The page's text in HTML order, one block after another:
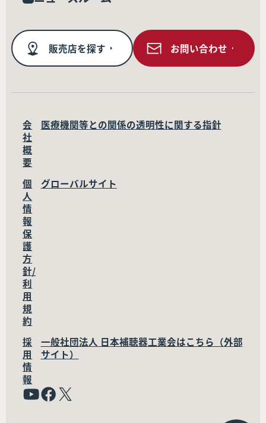
販売店を探す お問い合わせ
会
社
概
要
医療機関等との関係の透明性に関する指針
個
人
情
報
保
護
方
針/
利
用
規
約
グローバルサイト
採
用
情
報
一般社団法人 日本補聴器工業会はこちら（外部
サイト）